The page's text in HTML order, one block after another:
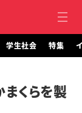
学生社会 特集
くらを製